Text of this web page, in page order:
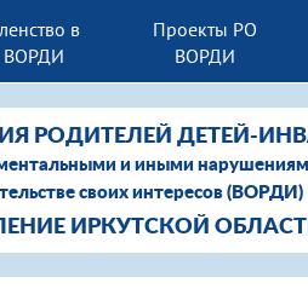
в
ВОРДИ
Проекты РО
ВОРДИ
РОДИТЕЛЕЙ ДЕТЕЙ-
и иными
своих интересов (ВОРДИ)
ИРКУТСКОЙ